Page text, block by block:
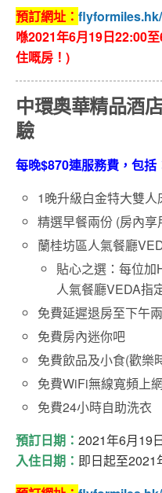
預訂網址：
喺2021年6月19日22:00
住嘅房！)
中環奧華精品酒
驗
每晚$870連服務費，包括
1晚升級白金特大雙人
精選早餐兩份 (房內享
蘭桂坊區人氣餐廳
貼心之選：每位
人氣餐廳VEDA指
免費延遲退房至下午
免費房內迷你吧
免費飲品及小食(歡樂
免費WiFi無線寬頻上網
免費24小時自助洗衣
預訂日期： 2021年6月19
入住日期： 即日起至2021